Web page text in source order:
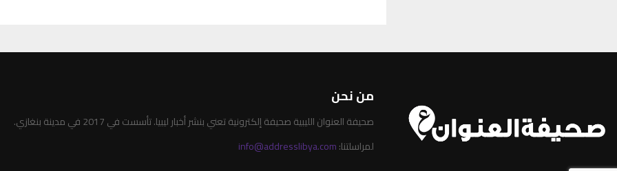
من نحن
صحيفة العنوان الليبية صحيفة إلكترونية تعني بنشر أخبار ليبيا. تأسست في 2017 في مدينة بنغازي.
لمراسلتنا:info@addresslibya.com